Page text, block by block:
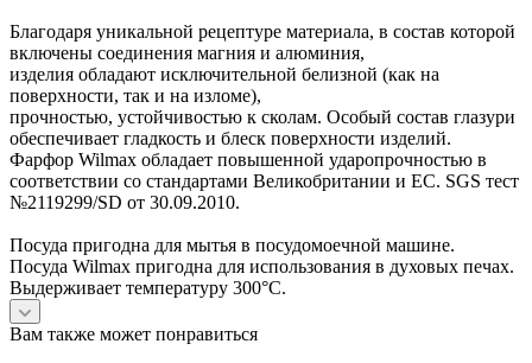
Благодаря уникальной рецептуре материала, в состав которой
включены соединения магния и алюминия,
изделия обладают исключительной белизной (как на
поверхности, так и на изломе),
прочностью, устойчивостью к сколам. Особый состав глазури
обеспечивает гладкость и блеск поверхности изделий.
Фарфор Wilmax обладает повышенной ударопрочностью в
соответствии со стандартами Великобритании и ЕС. SGS тест
№2119299/SD от 30.09.2010.
Посуда пригодна для мытья в посудомоечной машине.
Посуда Wilmax пригодна для использования в духовых печах.
Выдерживает температуру 300°С.
Вам также может понравиться